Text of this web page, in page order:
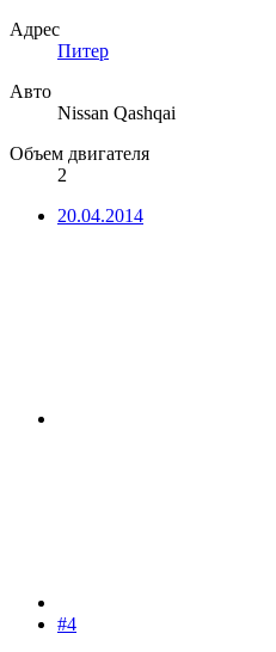
Адрес
Питер
Авто
Nissan Qashqai
Объем двигателя
2
20.04.2014
#4